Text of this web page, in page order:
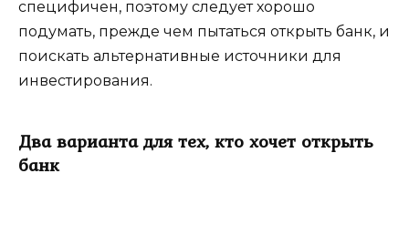
специфичен, поэтому следует хорошо
подумать, прежде чем пытаться открыть банк, и
поискать альтернативные источники для
инвестирования.
Два варианта для тех, кто хочет открыть
банк